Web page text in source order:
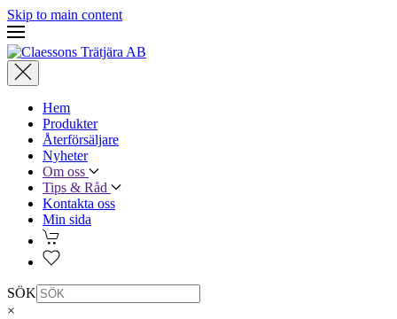
Skip to main content
Hem
Produkter
Återförsäljare
Nyheter
Om oss
Tips & Råd
Kontakta oss
Min sida
SÖK
×